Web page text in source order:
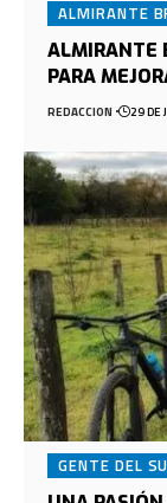
ALMIRANTE
ALMIRANTE
PARA
REDACCION 29 DE
GENTE DEL